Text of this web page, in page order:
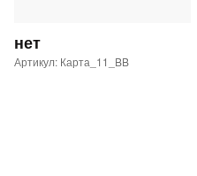
нет
Артикул: Карта_11_BB